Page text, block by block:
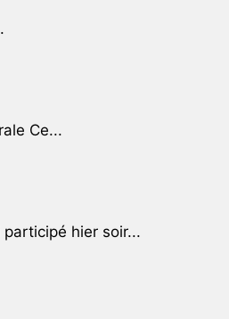
Ce...
hier soir...